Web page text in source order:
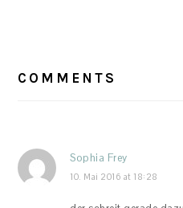
INTERACTIONS
COMMENTS
Sophia Frey
10. Mai 2016 at 18:28